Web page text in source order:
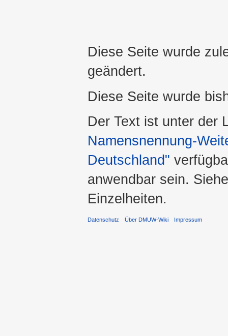
Diese Seite wurde
geändert.
Diese Seite wurde
Der Text ist unter der
Namensnennung-
Deutschland"
anwendbar sein.
Einzelheiten.
Datenschutz Über DMUW-Wiki Impressum